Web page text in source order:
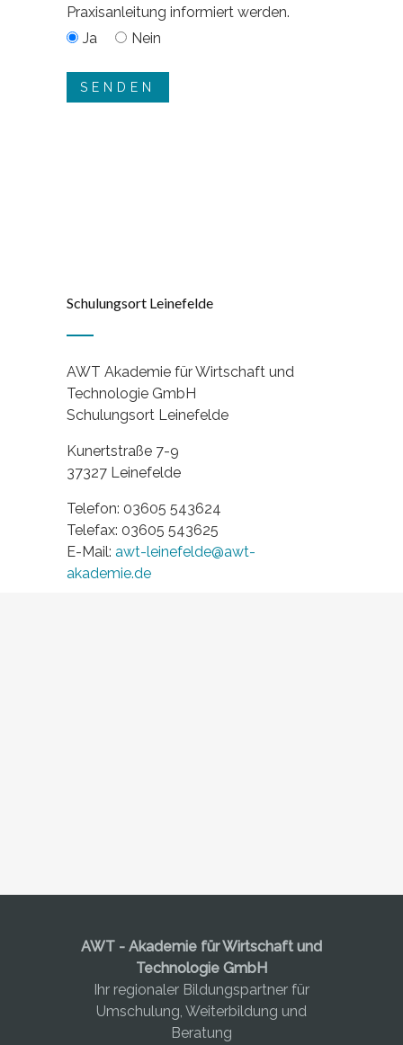
Praxisanleitung informiert werden.
Ja
Nein
Schulungsort Leinefelde
AWT Akademie für Wirtschaft und
Technologie GmbH
Schulungsort Leinefelde
Kunertstraße 7-9
37327 Leinefelde
Telefon: 03605 543624
Telefax: 03605 543625
E-Mail: awt-leinefelde@awt-
akademie.de
AWT - Akademie für Wirtschaft und
Technologie GmbH
Ihr regionaler Bildungspartner für
Umschulung, Weiterbildung und
Beratung